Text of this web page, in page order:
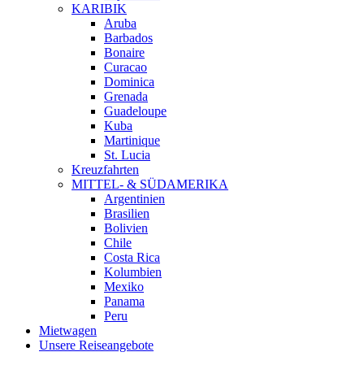
KARIBIK
Aruba
Barbados
Bonaire
Curacao
Dominica
Grenada
Guadeloupe
Kuba
Martinique
St. Lucia
Kreuzfahrten
MITTEL- & SÜDAMERIKA
Argentinien
Brasilien
Bolivien
Chile
Costa Rica
Kolumbien
Mexiko
Panama
Peru
Mietwagen
Unsere Reiseangebote